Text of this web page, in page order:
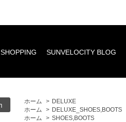
SHOPPING SUNVELOCITY BLOG
ホーム > DELUXE
ホーム
> DELUXE_SHOES,BOOTS
ホーム
> SHOES,BOOTS